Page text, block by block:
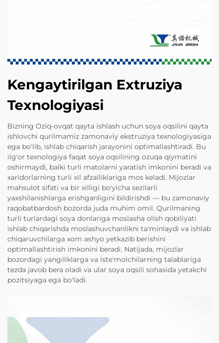
Kengaytirilgan Extruziya
Texnologiyasi
Bizning Oziq-ovqat qayta ishlash uchun soya oqsilini qayta
ishlovchi qurilmamiz zamonaviy ekstruziya texnologiyasiga
ega bo'lib, ishlab chiqarish jarayonini optimallashtiradi. Bu
ilg'or texnologiya faqat soya oqsilining ozuqa qiymatini
oshirmaydi, balki turli matolarni yaratish imkonini beradi va
xaridorlarning turli xil afzalliklariga mos keladi. Mijozlar
mahsulot sifati va bir xilligi bo'yicha sezilarli
yaxshilanishlarga erishganligini bildirishdi — bu zamonaviy
raqobatbardosh bozorda juda muhim omil. Qurilmaning
turli turlardagi soya donlariga moslasha olish qobiliyati
ishlab chiqarishda moslashuvchanlikni ta'minlaydi va ishlab
chiqaruvchilarga xom ashyo yetkazib berishini
optimallashtirish imkonini beradi. Natijada, mijozlar
bozordagi yangiliklarga va iste'molchilarning talablariga
tezda javob bera oladi va ular soya oqsili sohasida yetakchi
pozitsiyaga ega bo'ladi.